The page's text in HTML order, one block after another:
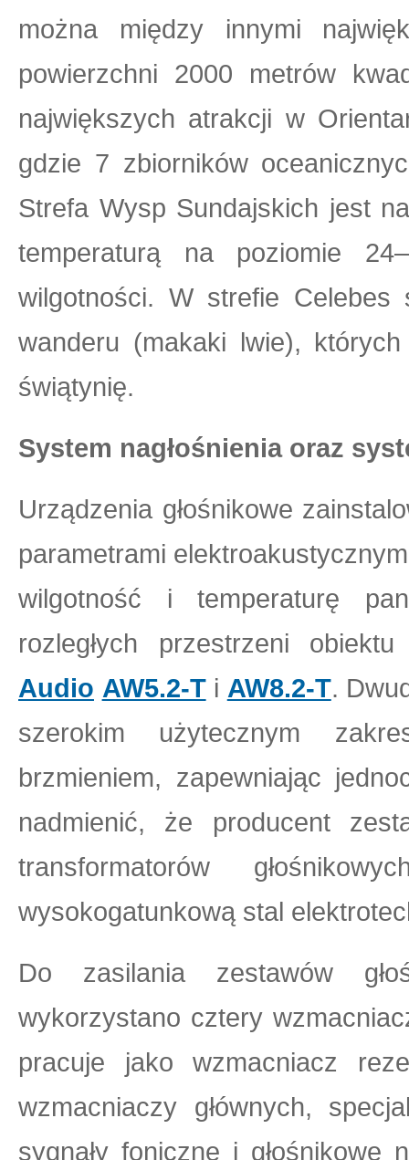
można między innymi
powierzchni 2000 metrów
największych atrakcji w
gdzie 7 zbiorników
Strefa Wysp Sundajskich jest
temperaturą na poziomie
wilgotności. W strefie
wanderu (makaki lwie),
świątynię.
System nagłośnienia oraz
Urządzenia głośnikowe
parametrami
wilgotność i temperaturę
rozległych przestrzeni
Audio AW5.2-Ti AW8.2-T.
szerokim użytecznym
brzmieniem, zapewniając
nadmienić, że producent
transformatorów
wysokogatunkową stal
Do zasilania zestawów
wykorzystano cztery
pracuje jako wzmacniacz
wzmacniaczy głównych,
sygnały foniczne i